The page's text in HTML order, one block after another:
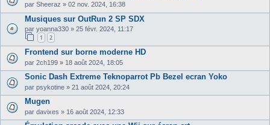
par Sheeraz » 02 nov. 2024, 16:38
Musiques sur OutRun 2 SP SDX
par yoanna330 » 25 févr. 2024, 11:17
1 2
Frontend sur borne moderne HD
par 2ch199 » 18 août 2024, 18:05
Sonic Dash Extreme Teknoparrot Pb Bezel ecran Yoko
par psykotine » 21 août 2024, 20:24
Mugen
par davixes » 16 août 2024, 12:33